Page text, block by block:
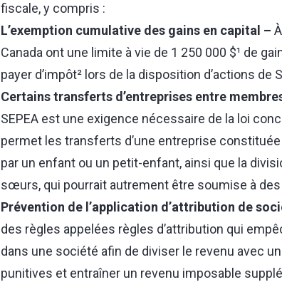
fiscale, y compris :
L’exemption cumulative des gains en capital –
Canada ont une limite à vie de 1 250 000 $¹ de
payer d’impôt² lors de la disposition d’actions de
Certains transferts d’entreprises entre
SEPEA est une exigence nécessaire de la loi
permet les transferts d’une entreprise
par un enfant ou un petit-enfant, ainsi que la
sœurs, qui pourrait autrement être soumise à
Prévention de l’application d’attribution de
des règles appelées règles d’attribution qui
dans une société afin de diviser le revenu avec
punitives et entraîner un revenu imposable